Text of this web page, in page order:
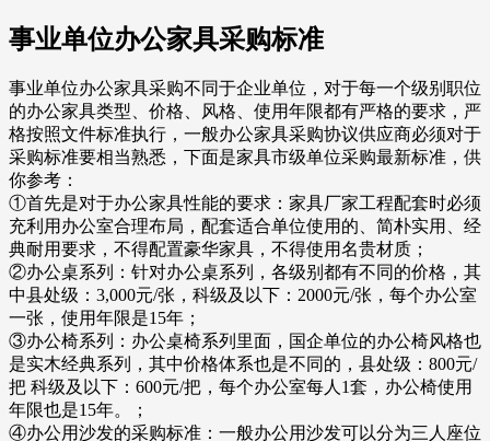
事业单位办公家具采购标准
事业单位办公家具采购不同于企业单位，对于每一个级别职位
的办公家具类型、价格、风格、使用年限都有严格的要求，严
格按照文件标准执行，一般办公家具采购协议供应商必须对于
采购标准要相当熟悉，下面是家具市级单位采购最新标准，供
你参考：
①首先是对于办公家具性能的要求：家具厂家工程配套时必须
充利用办公室合理布局，配套适合单位使用的、简朴实用、经
典耐用要求，不得配置豪华家具，不得使用名贵材质；
②办公桌系列：针对办公桌系列，各级别都有不同的价格，其
中县处级：3,000元/张，科级及以下：2000元/张，每个办公室
一张，使用年限是15年；
③办公椅系列：办公桌椅系列里面，国企单位的办公椅风格也
是实木经典系列，其中价格体系也是不同的，县处级：800元/
把 科级及以下：600元/把，每个办公室每人1套，办公椅使用
年限也是15年。；
④办公用沙发的采购标准：一般办公用沙发可以分为三人座位